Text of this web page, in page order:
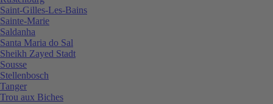
Saint-Gilles-Les-Bains
Sainte-Marie
Saldanha
Santa Maria do Sal
Sheikh Zayed Stadt
Sousse
Stellenbosch
Tanger
Trou aux Biches